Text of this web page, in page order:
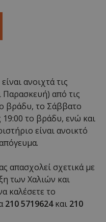
ανοιχτά τις
Παρασκευή) από τις
βράδυ, το Σάββατο
19:00 το βράδυ, ενώ και
είναι ανοικτό
απασχολεί σχετικά με
των Χαλιών και
καλέσετε το
210 5719624και 210